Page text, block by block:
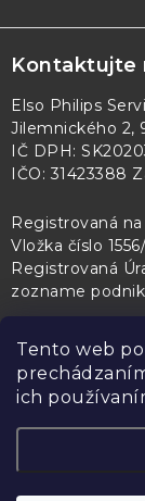
Tento web
ich
Kontaktujte
Elso Philips
Jilemnického 2,
IČ DPH:
IČO: 31423388
Registrovaná
Vložka číslo
Registrovaná
zozname
PL Servis